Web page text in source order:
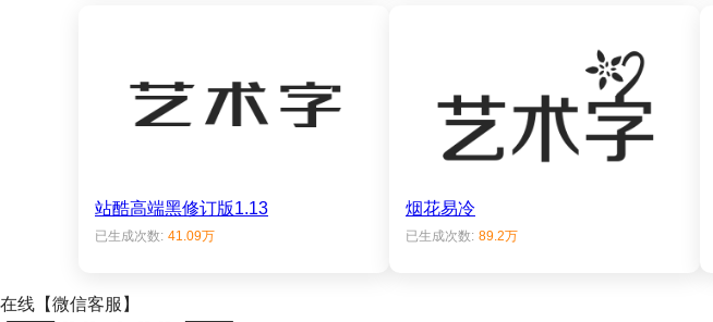
站酷高端黑修订版1.13
已生成次数: 41.09万
烟花易冷
已生成次数: 89.2万
在线【微信客服】